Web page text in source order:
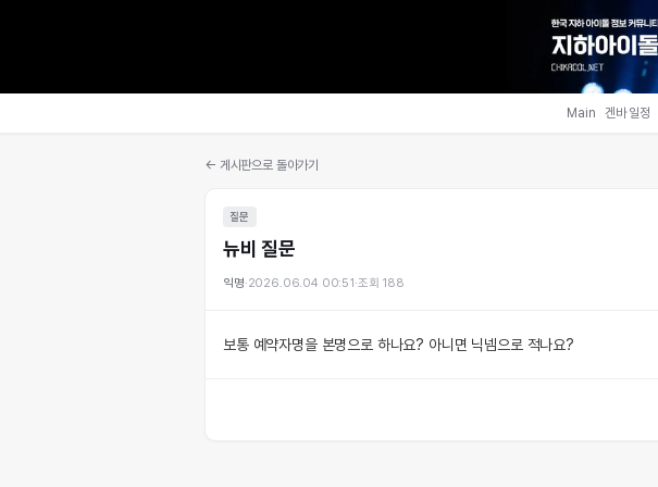
Main 겐바 일정
← 게시판으로 돌아가기
질문
뉴비 질문
익명·2026.06.04 00:51·조회 188
보통 예약자명을 본명으로 하나요? 아니면 닉넴으로 적나요?